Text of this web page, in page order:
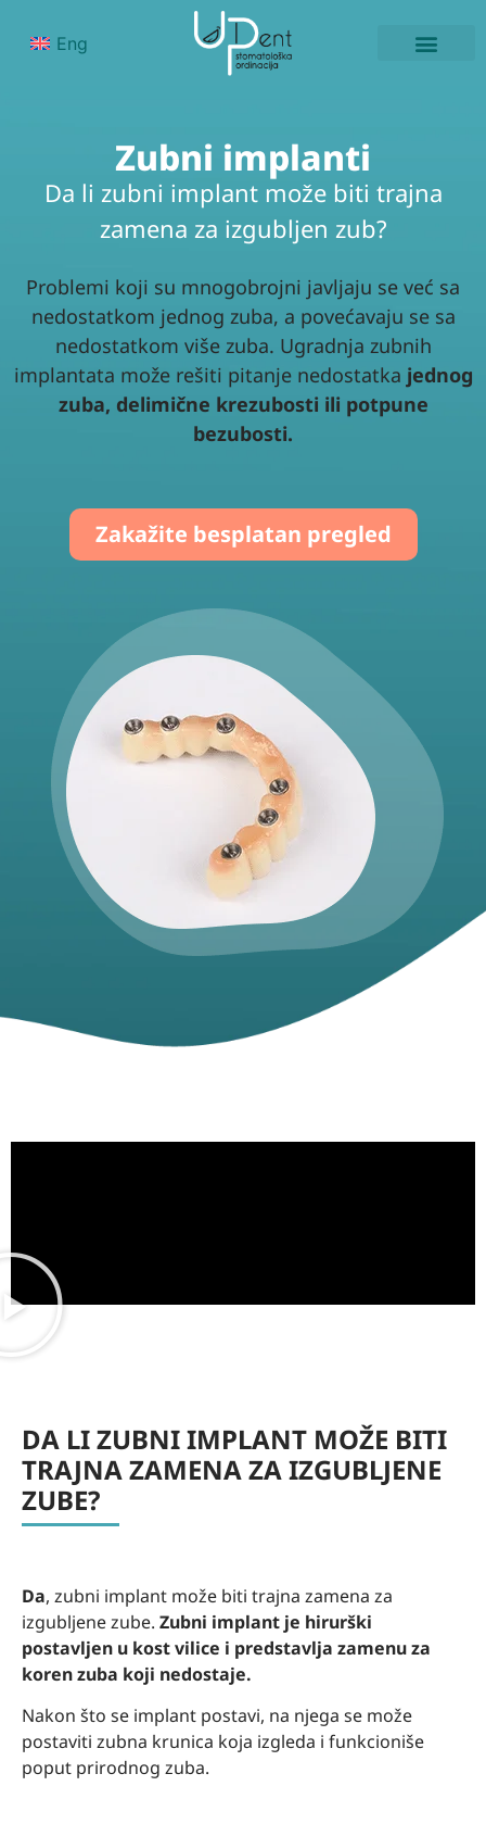
Eng
Zubni implanti
Da li zubni implant može biti trajna
zamena za izgubljen zub?
Problemi koji su mnogobrojni javljaju se već sa
nedostatkom jednog zuba, a povećavaju se sa
nedostatkom više zuba. Ugradnja zubnih
implantata može rešiti pitanje nedostatka jednog
zuba, delimične krezubosti ili potpune
bezubosti.
Zakažite besplatan pregled
DA LI ZUBNI IMPLANT MOŽE BITI
TRAJNA ZAMENA ZA IZGUBLJENE
ZUBE?
Da, zubni implant može biti trajna zamena za
izgubljene zube. Zubni implant je hirurški
postavljen u kost vilice i predstavlja zamenu za
koren zuba koji nedostaje.
Nakon što se implant postavi, na njega se može
postaviti zubna krunica koja izgleda i funkcioniše
poput prirodnog zuba.